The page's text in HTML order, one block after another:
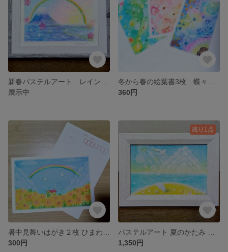
展示中
360円
300円
残り1点
1,350円